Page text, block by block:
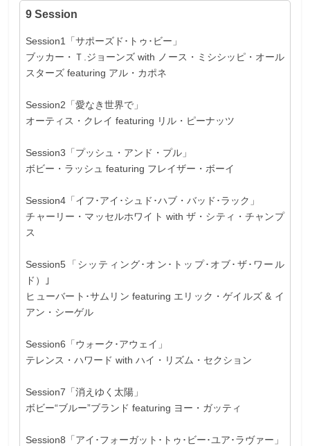
9 Session
Session1「サポーズド･トゥ･ビー」
ブッカー・Ｔ.ジョーンズ with ノース・ミシシッピ・オール
スターズ featuring アル・カポネ
Session2「愛なき世界で」
オーティス・クレイ featuring リル・ピーナッツ
Session3「プッシュ・アンド・プル」
ボビー・ラッシュ featuring フレイザー・ボーイ
Session4「イフ･アイ･シュド･ハブ・バッド･ラック」
チャーリー・マッセルホワイト with ザ・シティ・チャンプ
ス
Session5「シッティング･オン･トップ･オブ･ザ･ワール
ド）｣
ヒューバート･サムリン featuring エリック・ゲイルズ & イ
アン・シーゲル
Session6「ウォーク･アウェイ」
テレンス・ハワード with ハイ・リズム・セクション
Session7「消えゆく太陽」
ボビー“ブルー”ブランド featuring ヨー・ガッティ
Session8「アイ･フォーガット･トゥ･ビー･ユア･ラヴァー」